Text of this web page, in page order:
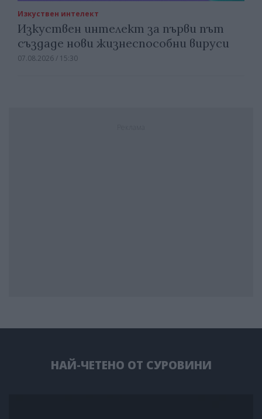
Изкуствен интелект
Изкуствен интелект за първи път
създаде нови жизнеспособни вируси
07.08.2026 / 15:30
НАЙ-ЧЕТЕНО ОТ СУРОВИНИ